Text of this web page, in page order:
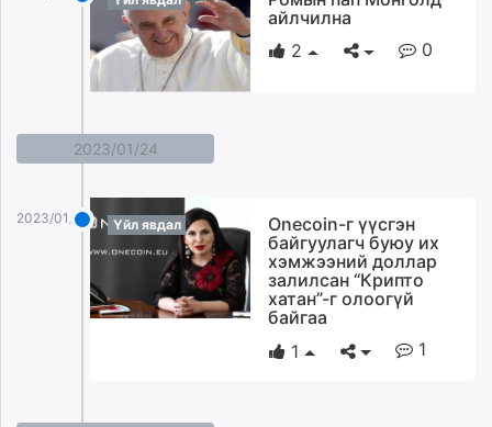
айлчилна
2
0
2023/01/24
2023/01/24 Үйл явдал
Onecoin-г үүсгэн
байгуулагч буюу их
хэмжээний доллар
залилсан “Крипто
хатан”-г олоогүй
байгаа
1
1